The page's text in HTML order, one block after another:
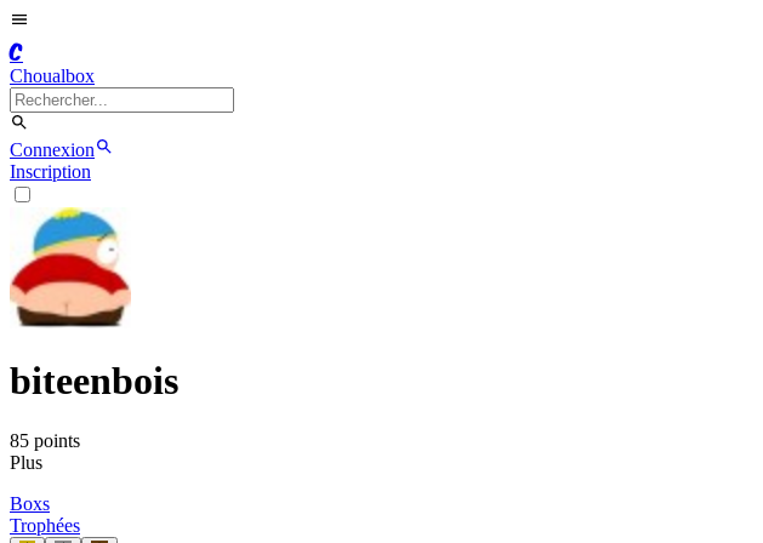
C
Choualbox
Connexion
Inscription
biteenbois
85 points
Plus
Boxs
Trophées